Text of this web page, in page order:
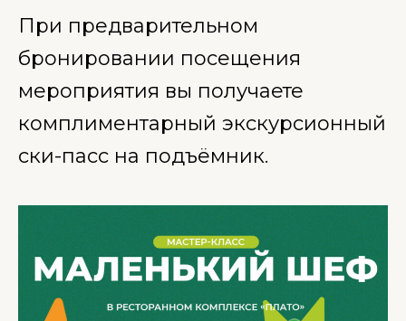
При предварительном
бронировании посещения
мероприятия вы получаете
комплиментарный экскурсионный
ски-пасс на подъёмник.